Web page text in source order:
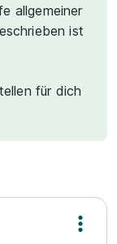
allgemeiner
ist
für dich